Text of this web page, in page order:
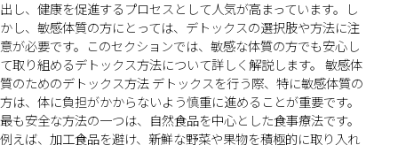
出し、健康を促進するプロセスとして人気が高まっています。し
かし、敏感体質の方にとっては、デトックスの選択肢や方法に注
意が必要です。このセクションでは、敏感な体質の方でも安心し
て取り組めるデトックス方法について詳しく解説します。 敏感体
質のためのデトックス方法 デトックスを行う際、特に敏感体質の
方は、体に負担がかからないよう慎重に進めることが重要です。
最も安全な方法の一つは、自然食品を中心とした食事療法です。
例えば、加工食品を避け、新鮮な野菜や果物を積極的に取り入れ